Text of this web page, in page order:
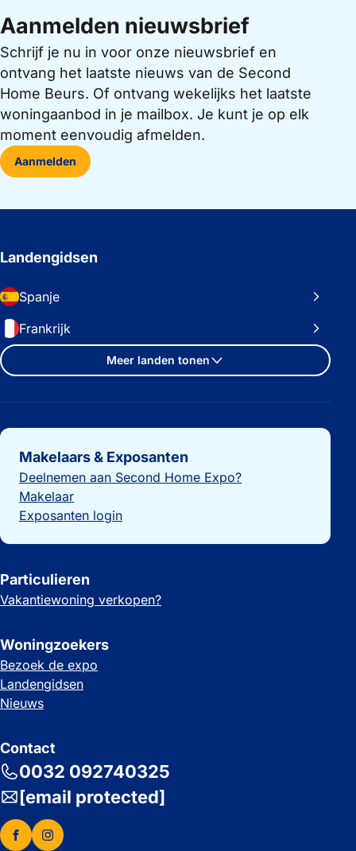
Aanmelden nieuwsbrief
Schrijf je nu in voor onze nieuwsbrief en
ontvang het laatste nieuws van de Second
Home Beurs. Of ontvang wekelijks het laatste
woningaanbod in je mailbox. Je kunt je op elk
moment eenvoudig afmelden.
Aanmelden
Landengidsen
Spanje
Frankrijk
Meer landen tonen
Belangrijke links
Makelaars & Exposanten
Deelnemen aan Second Home Expo?
Makelaar
Exposanten login
Particulieren
Vakantiewoning verkopen?
Woningzoekers
Bezoek de expo
Landengidsen
Nieuws
Contact
0032 092740325
[email protected]